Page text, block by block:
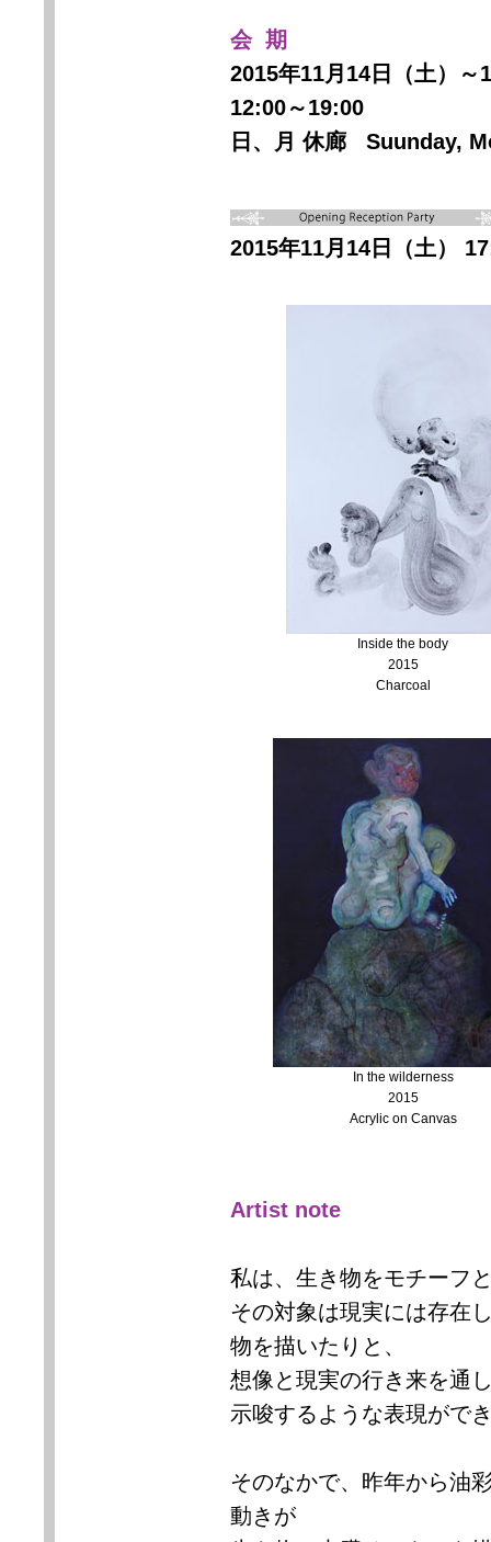
会 期
2015年11月14日（土）～
12:00～19:00
日、月 休廊 Suunday,
2015年11月14日（土）
Inside the body
2015
Charcoal
In the wilderness
2015
Acrylic on Canvas
Artist note
私は、生き物をモチーフ
その対象は現実には存在
物を描いたりと、
想像と現実の行き来を通
示唆するような表現がで
そのなかで、昨年から油
動きが